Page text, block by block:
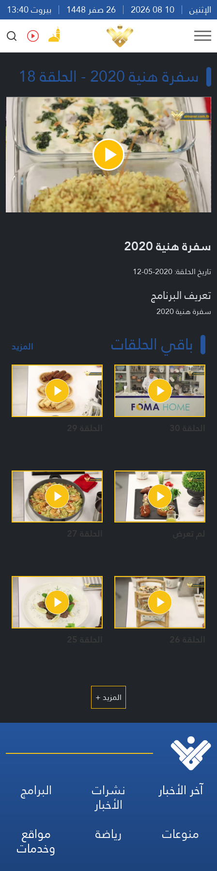
الإثنين
بيروت 13:40
Ar
En Fr Es
سفرة هنية 2020 - الحلقة 18
Play
Video
سفرة هنية 2020
تاريخ الحلقة: 2020-05-12
تعريف البرنامج
سفرة هنية 2020
باقي الحلقات المزيد
الحلقة 30 الحلقة 29
لم تعرض الحلقة 27
الحلقة 26 الحلقة 25
المزيد +
آخر الأخبار نشرات
الأخبار
البرامج
منوعات
رياضة مواقع
وخدمات